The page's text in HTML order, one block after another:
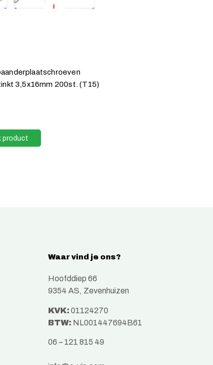
3,5x16mm 200st. (T15)
product
Waar vind je ons?
Hoofddiep 66
9354 AS, Zevenhuizen
KVK:01124270
BTW:NL001447694B61
06 – 121 815 49